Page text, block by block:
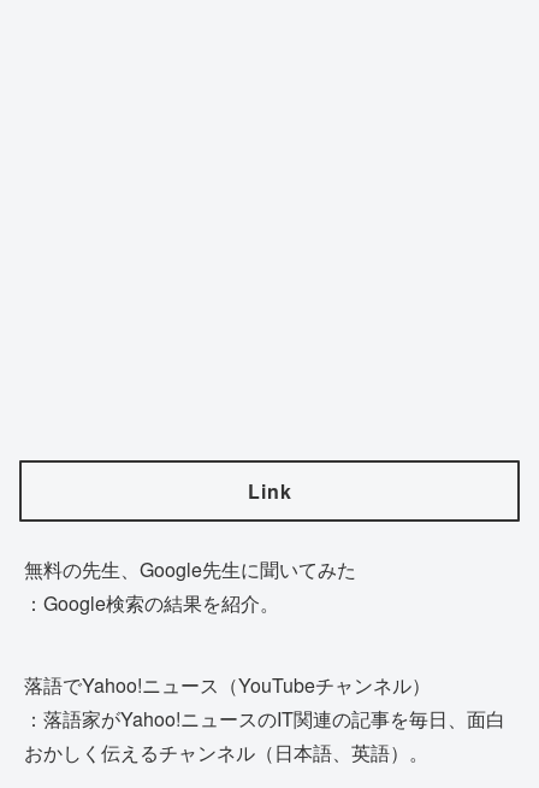
Link
無料の先生、Google先生に聞いてみた
：Google検索の結果を紹介。
落語でYahoo!ニュース（YouTubeチャンネル）
：落語家がYahoo!ニュースのIT関連の記事を毎日、面白
おかしく伝えるチャンネル（日本語、英語）。